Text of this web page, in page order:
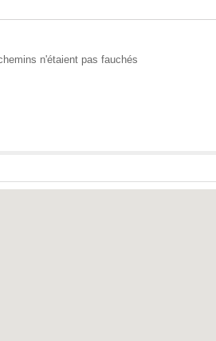
n'étaient pas fauchés